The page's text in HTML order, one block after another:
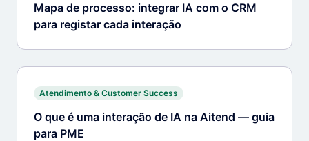
Mapa de processo: integrar IA com o CRM
para registar cada interação
Atendimento & Customer Success
O que é uma interação de IA na Aitend — guia
para PME